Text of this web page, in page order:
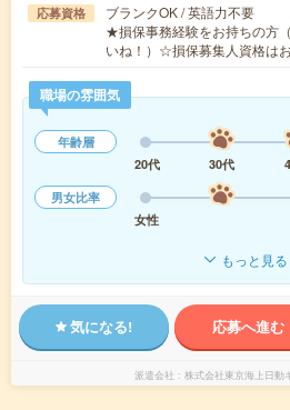
応募資格
ブランクOK / 英語力不要
★損保事務経験をお持ちの方
いね！）☆損保募集人資格は
職場の雰囲気
年齢層
20代
30代
男女比率
女性
もっと見る
気になる! 応募へ進む
派遣会社 株式会社東京海上日動